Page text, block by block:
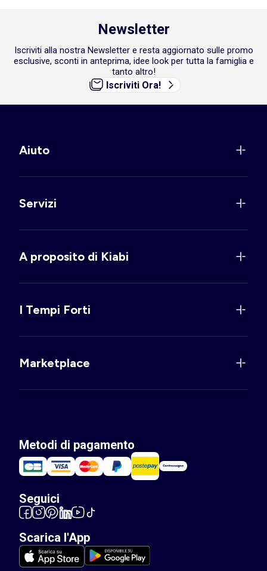
Newsletter
Iscriviti alla nostra Newsletter e resta aggiornato sulle promo
esclusive, sconti in anteprima, idee look per tutta la famiglia e
tanto altro!
Iscriviti Ora!
Aiuto
Servizi
A proposito di Kiabi
I Tempi Forti
Marketplace
Metodi di pagamento
Seguici
Scarica l'App